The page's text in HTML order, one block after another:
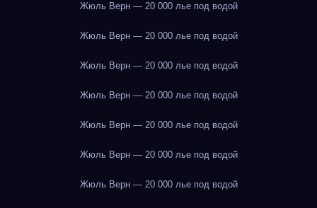
Жюль Верн — 20 000 лье под водой
Жюль Верн — 20 000 лье под водой
Жюль Верн — 20 000 лье под водой
Жюль Верн — 20 000 лье под водой
Жюль Верн — 20 000 лье под водой
Жюль Верн — 20 000 лье под водой
Жюль Верн — 20 000 лье под водой